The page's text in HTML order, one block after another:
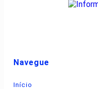
Navegue
Início